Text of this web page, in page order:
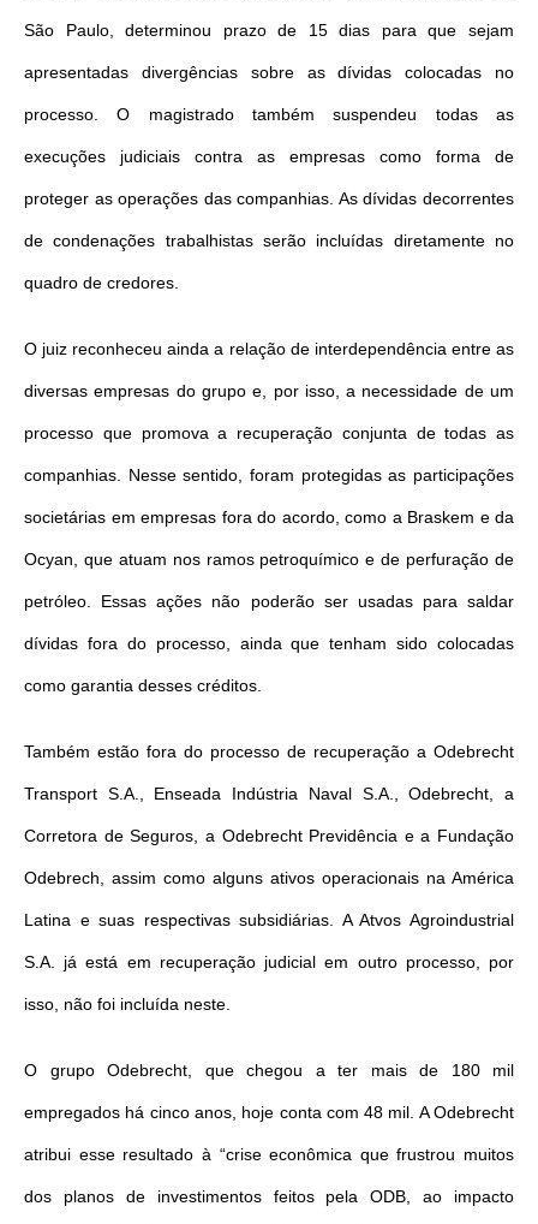
São Paulo, determinou prazo de 15 dias para que sejam
apresentadas divergências sobre as dívidas colocadas no
processo. O magistrado também suspendeu todas as
execuções judiciais contra as empresas como forma de
proteger as operações das companhias. As dívidas decorrentes
de condenações trabalhistas serão incluídas diretamente no
quadro de credores.
O juiz reconheceu ainda a relação de interdependência entre as
diversas empresas do grupo e, por isso, a necessidade de um
processo que promova a recuperação conjunta de todas as
companhias. Nesse sentido, foram protegidas as participações
societárias em empresas fora do acordo, como a Braskem e da
Ocyan, que atuam nos ramos petroquímico e de perfuração de
petróleo. Essas ações não poderão ser usadas para saldar
dívidas fora do processo, ainda que tenham sido colocadas
como garantia desses créditos.
Também estão fora do processo de recuperação a Odebrecht
Transport S.A., Enseada Indústria Naval S.A., Odebrecht, a
Corretora de Seguros, a Odebrecht Previdência e a Fundação
Odebrech, assim como alguns ativos operacionais na América
Latina e suas respectivas subsidiárias. A Atvos Agroindustrial
S.A. já está em recuperação judicial em outro processo, por
isso, não foi incluída neste.
O grupo Odebrecht, que chegou a ter mais de 180 mil
empregados há cinco anos, hoje conta com 48 mil. A Odebrecht
atribui esse resultado à “crise econômica que frustrou muitos
dos planos de investimentos feitos pela ODB, ao impacto